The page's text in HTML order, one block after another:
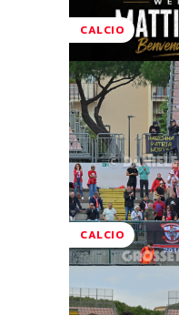
CALCIO
CALCIO